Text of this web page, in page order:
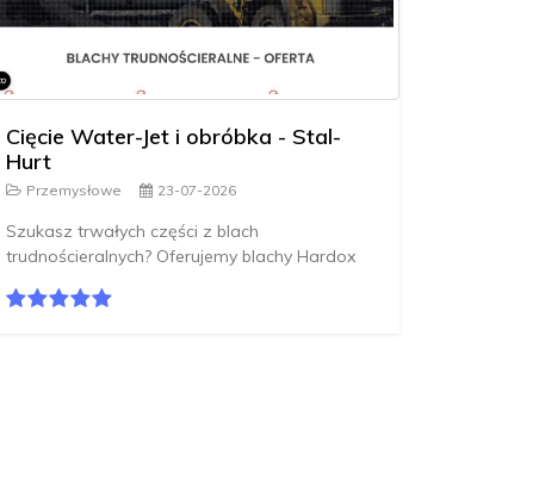
Cięcie Water-Jet i obróbka - Stal-
Hurt
Przemysłowe 23-07-2026
Szukasz trwałych części z blach
trudnościeralnych? Oferujemy blachy Hardox